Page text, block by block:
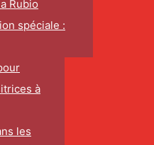
Rubio
spéciale :
à
les